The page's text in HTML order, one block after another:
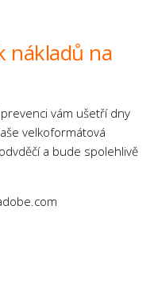
nákladů na
vám ušetří dny
velkoformátová
a bude spolehlivě